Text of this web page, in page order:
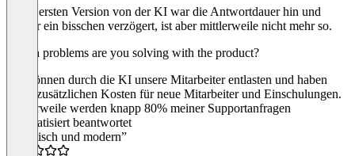
In der ersten Version von der KI war die Antwortdauer hin und
wieder ein bisschen verzögert, ist aber mittlerweile nicht mehr so.
Which problems are you solving with the product?
Wir können durch die KI unsere Mitarbeiter entlasten und haben
keine zusätzlichen Kosten für neue Mitarbeiter und Einschulungen.
Mittlerweile werden knapp 80% meiner Supportanfragen
automatisiert beantwortet
“Praktisch und modern”